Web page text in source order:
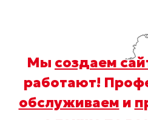
Мы создаем
работают!
обслуживаем и